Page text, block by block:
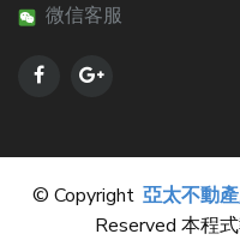
微信客服
© Copyright 亞太不動
Reserved 本程